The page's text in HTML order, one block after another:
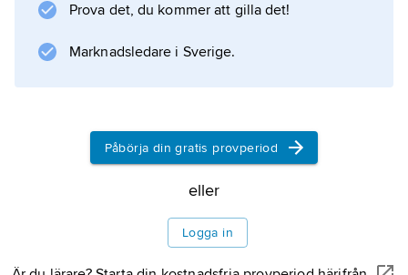
industriområde med verkstads- och
byggföretag.
Information om artikeln
Prova det, du kommer att gilla det!
Marknadsledare i Sverige.
Påbörja din gratis provperiod
eller
Logga in